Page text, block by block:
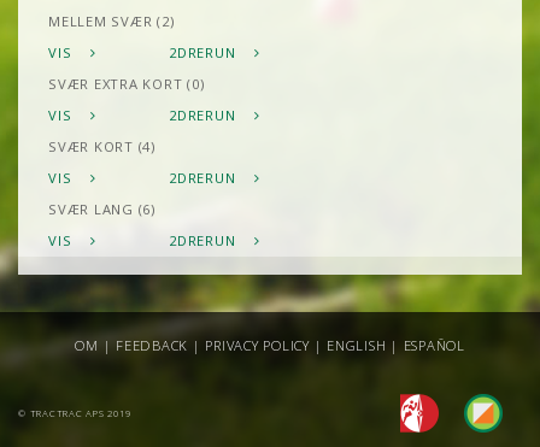
MELLEM SVÆR (2)
VIS
2DRERUN
SVÆR EXTRA KORT (0)
VIS
2DRERUN
SVÆR KORT (4)
VIS
2DRERUN
SVÆR LANG (6)
VIS
2DRERUN
© TRACTRAC APS 2019
OM | FEEDBACK | PRIVACY POLICY| ENGLISH | ESPAÑOL